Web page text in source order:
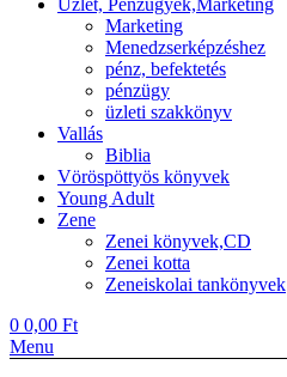
Üzlet, Pénzügyek,Marketing
Marketing
Menedzserképzéshez
pénz, befektetés
pénzügy
üzleti szakkönyv
Vallás
Biblia
Vöröspöttyös könyvek
Young Adult
Zene
Zenei könyvek,CD
Zenei kotta
Zeneiskolai tankönyvek
0 0,00 Ft
Menu